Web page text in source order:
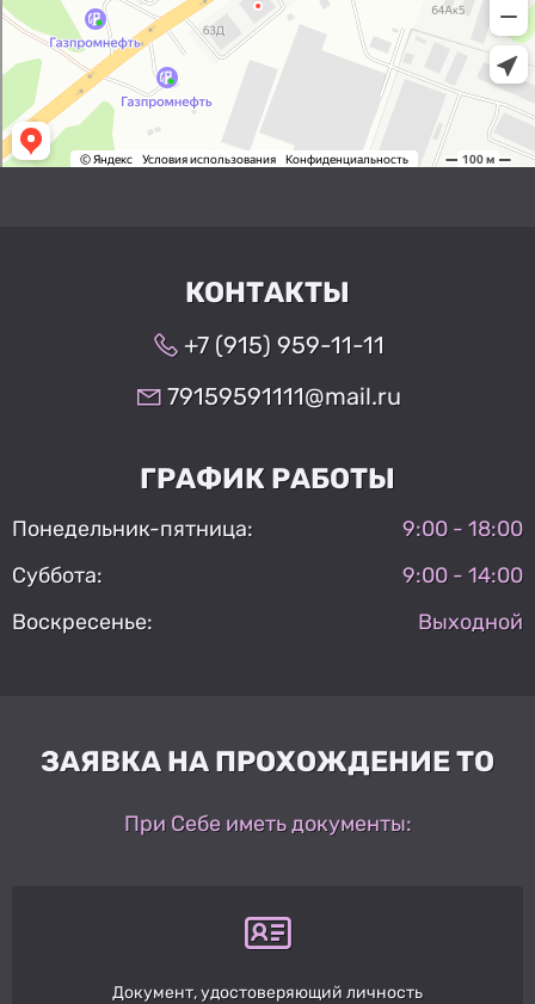
КОНТАКТЫ
+7 (915) 959-11-11
79159591111@mail.ru
ГРАФИК РАБОТЫ
Понедельник-пятница:
9:00 - 18:00
Суббота:
9:00 - 14:00
Воскресенье:
Выходной
ЗАЯВКА НА ПРОХОЖДЕНИЕ ТО
При Себе иметь документы:
Документ, удостоверяющий личность